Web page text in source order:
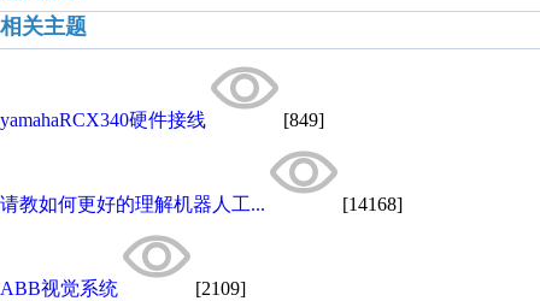
相关主题
yamahaRCX340硬件接线 [849]
请教如何更好的理解机器人工... [14168]
ABB视觉系统 [2109]